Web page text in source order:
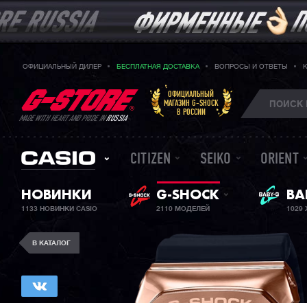
ОФИЦИАЛЬНЫЙ ДИЛЕР БЕСПЛАТНАЯ ДОСТАВКА ВОПРОСЫ И ОТВЕТЫ
MADE WITH HEART AND PRIDE INRUSSIA
ОФИЦИАЛЬНЫЙ
МАГАЗИН G-SHOCK
В РОССИИ
CITIZEN SEIKO ORIENT
НОВИНКИ
1133 НОВИНКИ CASIO
G-SHOCK
2110 МОДЕЛЕЙ 1029
В КАТАЛОГ